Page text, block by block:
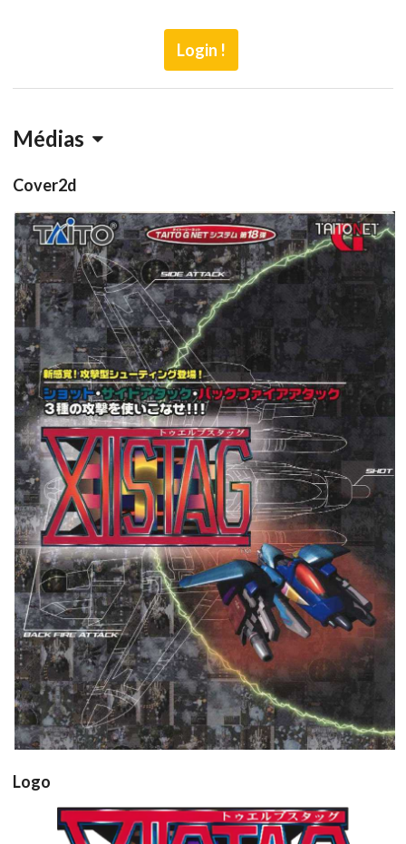
Login !
Médias
Cover2d
Flyer
View
Logo